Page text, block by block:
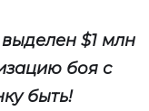
$1 млн
боя с
быть!